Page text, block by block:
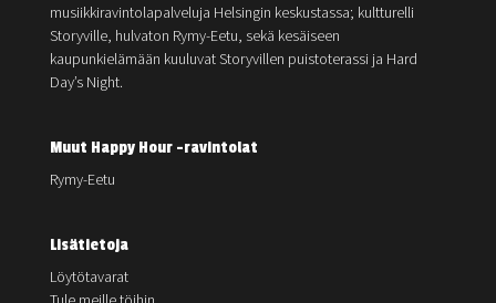
musiikkiravintolapalveluja Helsingin keskustassa; kultturelli
Storyville, hulvaton Rymy-Eetu, sekä kesäiseen
kaupunkielämään kuuluvat Storyvillen puistoterassi ja Hard
Day’s Night.
Muut Happy Hour -ravintolat
Rymy-Eetu
Lisätietoja
Löytötavarat